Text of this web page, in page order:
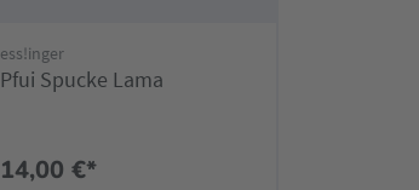
ess!inger
Pfui Spucke Lama
14,00 €*